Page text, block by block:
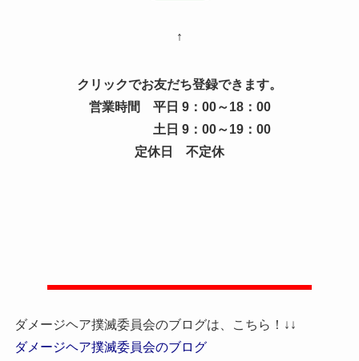
↑
クリックでお友だち登録できます。
営業時間 平日 9：00～18：00
土日 9：00～19：00
定休日 不定休
ダメージヘア撲滅委員会のブログは、こちら！↓↓
ダメージヘア撲滅委員会のブログ